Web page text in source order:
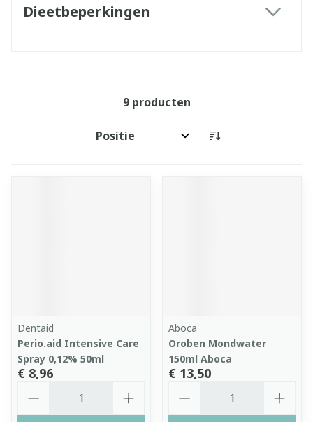
Dieetbeperkingen
9producten
Sorteer op:
Dentaid
Perio.aid Intensive Care
Spray 0,12% 50ml
€ 8,96
Aboca
Oroben Mondwater
150ml Aboca
€ 13,50